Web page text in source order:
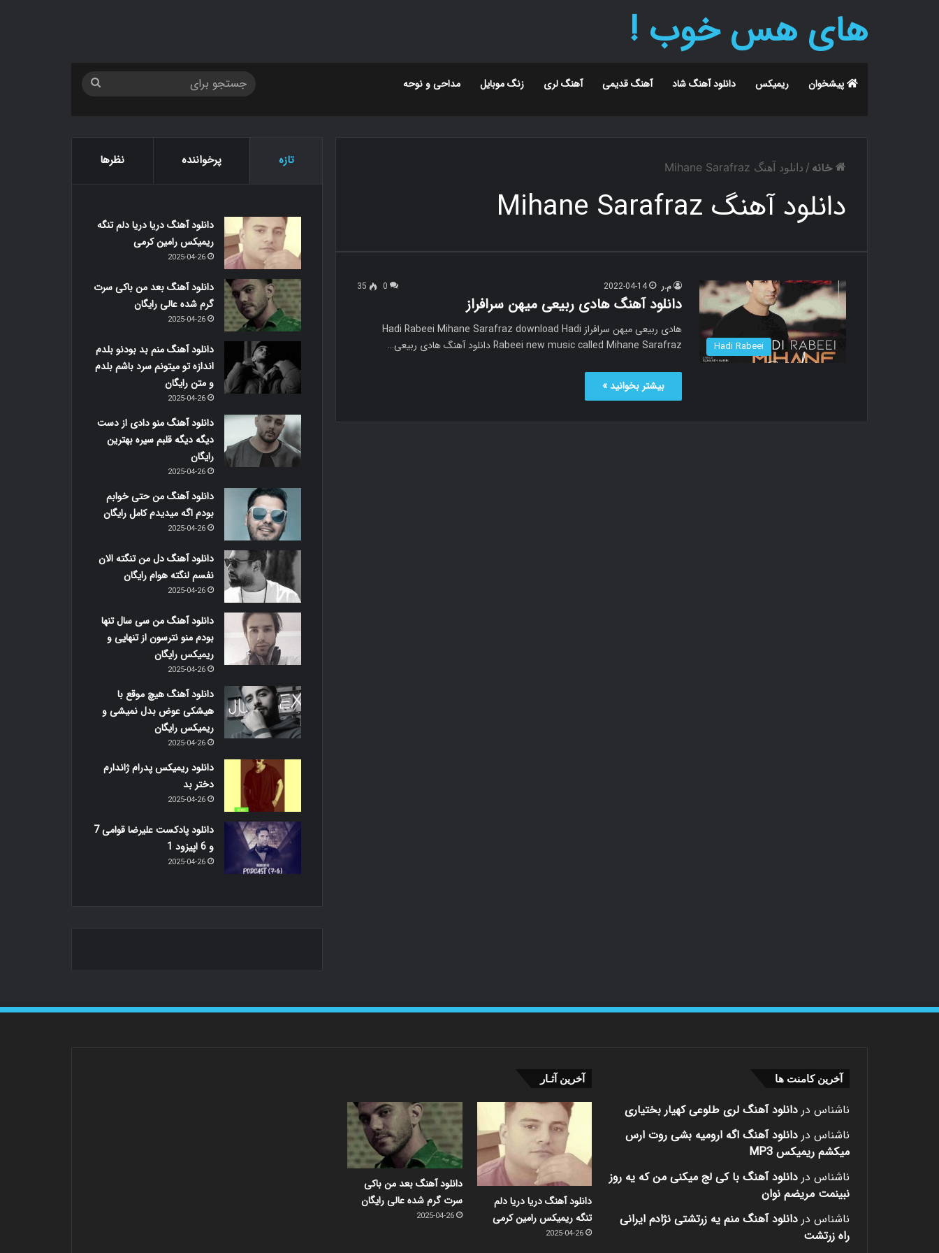
های هس خوب !
پیشخوان ریمیکس دانلود آهنگ شاد آهنگ قدیمی آهنگ لری زنگ موبایل مداحی و نوحه
خانه / دانلود آهنگ Mihane Sarafraz
دانلود آهنگ Mihane Sarafraz
Hadi Rabeei
م.ر 2022-04-14
0
35
دانلود آهنگ هادی ربیعی میهن سرافراز
هادی ربیعی میهن سرافراز Hadi Rabeei Mihane Sarafraz download Hadi
Rabeei new music called Mihane Sarafraz دانلود آهنگ هادی ربیعی…
بیشتر بخوانید »
تازه پرخواننده نظرها
دانلود آهنگ دریا دریا دلم تنگه
ریمیکس رامین کرمی
2025-04-26
دانلود آهنگ بعد من باکی سرت
گرم شده عالی رایگان
2025-04-26
دانلود آهنگ منم بد بودنو بلدم
اندازه تو میتونم سرد باشم بلدم
و متن رایگان
2025-04-26
دانلود آهنگ منو دادی از دست
دیگه دیگه قلبم سیره بهترین
رایگان
2025-04-26
دانلود آهنگ من حتی خوابم
بودم اگه میدیدم کامل رایگان
2025-04-26
دانلود آهنگ دل من تنگته الان
نفسم لنگته هوام رایگان
2025-04-26
دانلود آهنگ من سی سال تنها
بودم منو نترسون از تنهایی و
ریمیکس رایگان
2025-04-26
دانلود آهنگ هیچ موقع با
هیشکی عوض بدل نمیشی و
ریمیکس رایگان
2025-04-26
دانلود ریمیکس پدرام ژاندارم
دختر بد
2025-04-26
دانلود پادکست علیرضا قوامی 7
و 6 اپیزود 1
2025-04-26
آخرین کامنت ها
ناشناس در دانلود آهنگ لری طلوعی کهیار بختیاری
ناشناس در دانلود آهنگ اگه ارومیه بشی روت ارس
میکشم ریمیکس MP3
ناشناس در دانلود آهنگ با کی لج میکنی من که یه روز
نبینمت مریضم نوان
ناشناس در دانلود آهنگ منم یه زرتشتی نژادم ایرانی
راه زرتشت
آخرین آثـار
دانلود آهنگ دریا دریا دلم
تنگه ریمیکس رامین کرمی
2025-04-26
دانلود آهنگ بعد من باکی
سرت گرم شده عالی رایگان
2025-04-26